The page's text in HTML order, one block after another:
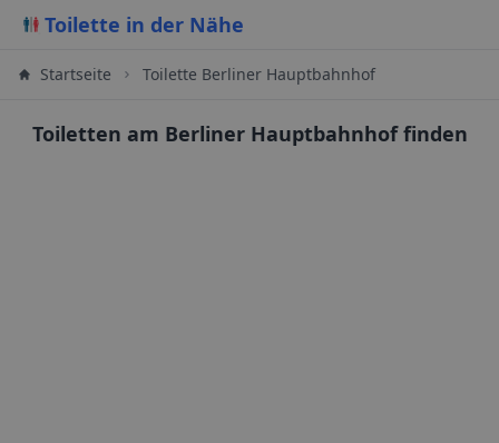
Toilette in der Nähe
Startseite Toilette Berliner Hauptbahnhof
Toiletten am Berliner Hauptbahnhof finden